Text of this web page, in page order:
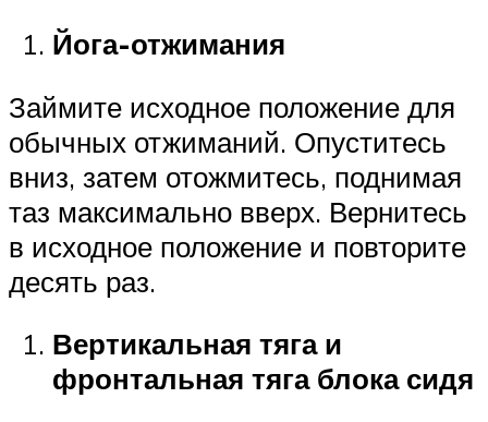
Йога-отжимания
Займите исходное положение для
обычных отжиманий. Опуститесь
вниз, затем отожмитесь, поднимая
таз максимально вверх. Вернитесь
в исходное положение и повторите
десять раз.
Вертикальная тяга и
фронтальная тяга блока сидя